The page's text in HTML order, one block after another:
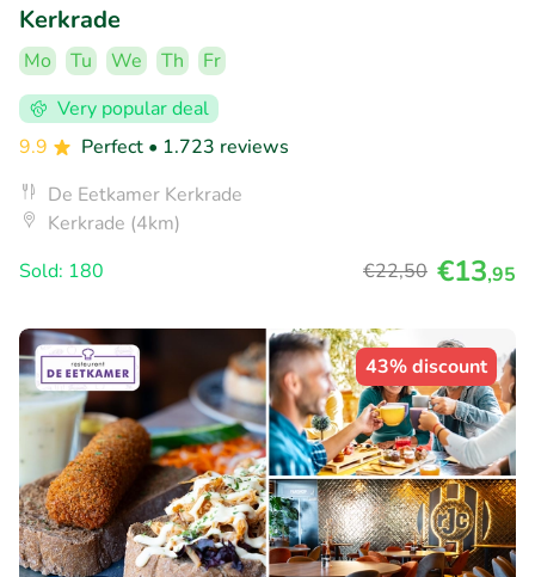
Kerkrade
Mo Tu We Th
Fr
Very popular deal
9.9
Perfect • 1.723 reviews
De Eetkamer Kerkrade
Kerkrade (4km)
Sold: 180
€22,50 €13,95
43% discount